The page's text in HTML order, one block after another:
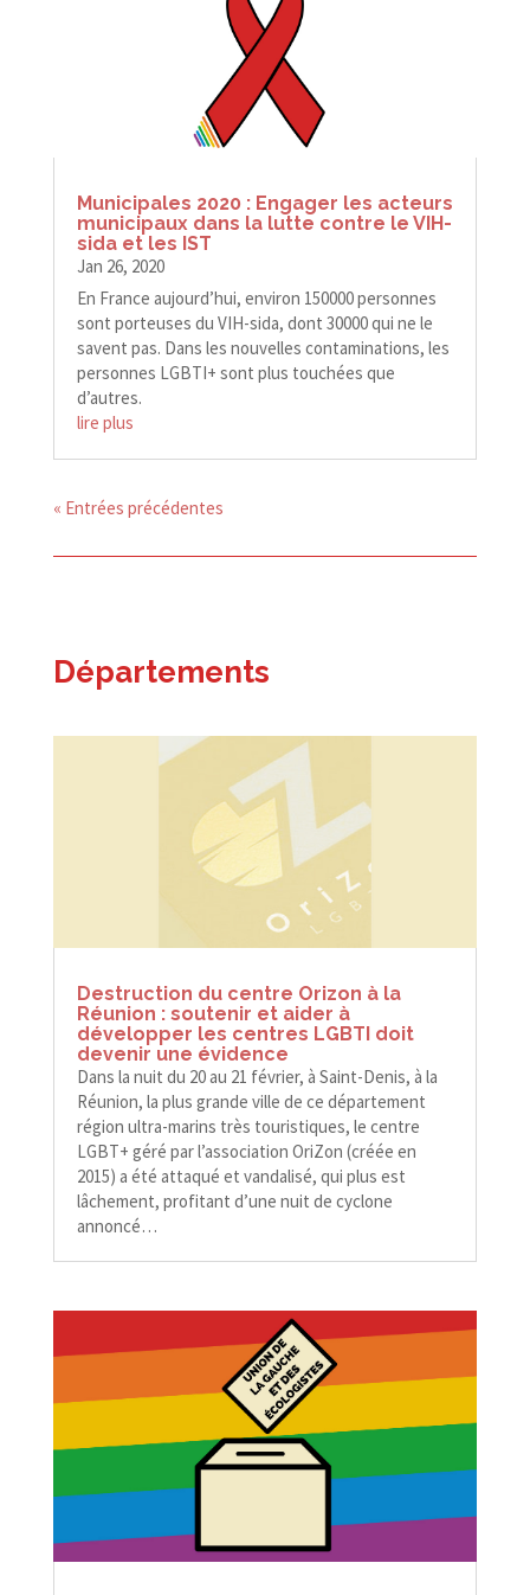
Municipales 2020 : Engager les acteurs
municipaux dans la lutte contre le VIH-​​
sida et les IST
Jan 26, 2020
En France aujourd’hui, environ 150000 personnes
sont porteuses du VIH-​​sida, dont 30000 qui ne le
savent pas. Dans les nouvelles contaminations, les
personnes LGBTI+ sont plus touchées que
d’autres.
lire plus
« Entrées précédentes
Départements
Destruction du centre Orizon à la
Réunion : soutenir et aider à
développer les centres LGBTI doit
devenir une évidence
Dans la nuit du 20 au 21 février, à Saint-​​Denis, à la
Réunion, la plus grande ville de ce département
région ultra-​​marins très touristiques, le centre
LGBT+ géré par l’association OriZon (créée en
2015) a été attaqué et vandalisé, qui plus est
lâchement, profitant d’une nuit de cyclone
annoncé…